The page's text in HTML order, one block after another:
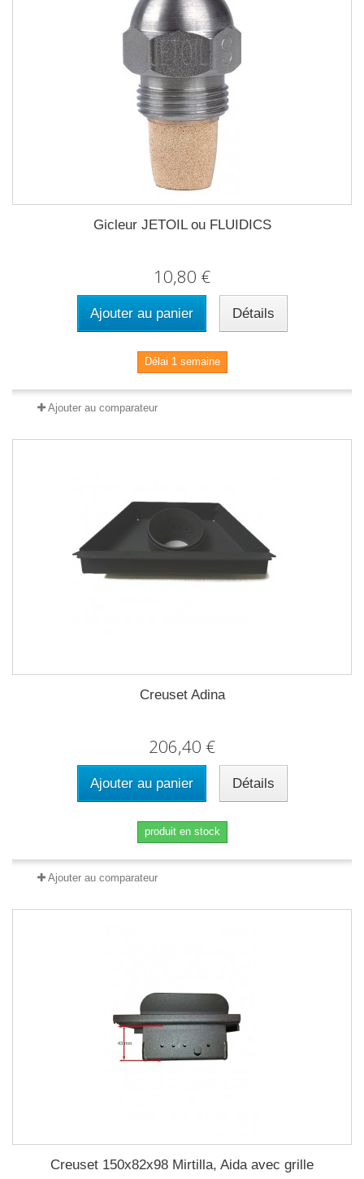
Gicleur JETOIL ou FLUIDICS
10,80 €
Ajouter au panier Détails
Délai 1 semaine
Ajouter au comparateur
Creuset Adina
206,40 €
Ajouter au panier Détails
produit en stock
Ajouter au comparateur
Creuset 150x82x98 Mirtilla, Aida avec grille